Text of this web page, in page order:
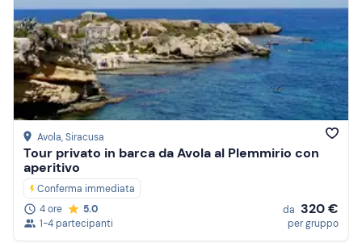
Avola, Siracusa
Tour privato in barca da Avola al Plemmirio con
aperitivo
Conferma immediata
4 ore
5.0
1-4 partecipanti
da 320 €
per gruppo